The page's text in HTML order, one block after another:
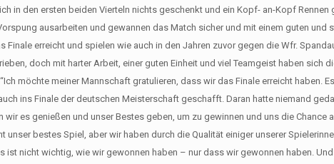
in den ersten beiden Vierteln nichts geschenkt und ein Kopf- an-Kopf
ausarbeiten und gewannen das Match sicher und mit einem guten und
Finale erreicht und spielen wie auch in den Jahren zuvor gegen die Wfr.
doch mit harter Arbeit, einer guten Einheit und viel Teamgeist haben sich
möchte meiner Mannschaft gratulieren, dass wir das Finale erreicht haben.
ins Finale der deutschen Meisterschaft geschafft. Daran hatte niemand
wir es genießen und unser Bestes geben, um zu gewinnen und uns die Chance
unser bestes Spiel, aber wir haben durch die Qualität einiger unserer
ist nicht wichtig, wie wir gewonnen haben – nur dass wir gewonnen haben.